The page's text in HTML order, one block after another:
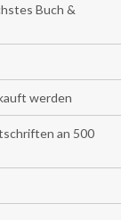
Buch &
werden
an 500